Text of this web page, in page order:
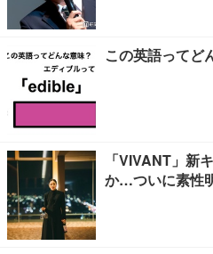
この英語ってど
「VIVANT」新
か…ついに素性